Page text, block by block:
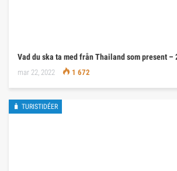
Vad du ska ta med från Thailand som present –
mar 22, 2022 1 672
🧳 TURISTIDÉER